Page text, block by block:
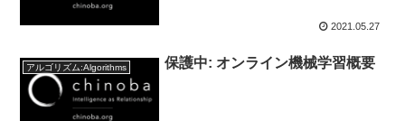
2021.05.27
アルゴリズム:Algorithms 保護中: オンライン機械学習概要